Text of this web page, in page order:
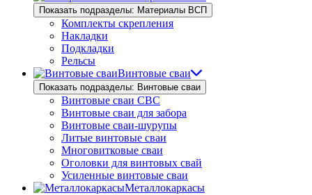
Показать подразделы: Материалы ВСП
Комплекты скрепления
Накладки
Подкладки
Рельсы
Винтовые сваи
Показать подразделы: Винтовые сваи
Винтовые сваи СВС
Винтовые сваи для забора
Винтовые сваи-шурупы
Литые винтовые сваи
Многовитковые сваи
Оголовки для винтовых свай
Усиленные винтовые сваи
Металлокаркасы